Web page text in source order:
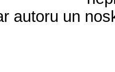
autoru un